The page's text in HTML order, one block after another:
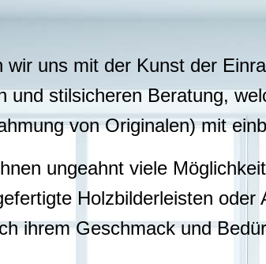
uns mit der Kunst der
und stilsicheren Beratung,
von Originalen) mit
ungeahnt viele
Holzbilderleisten
ihrem Geschmack und